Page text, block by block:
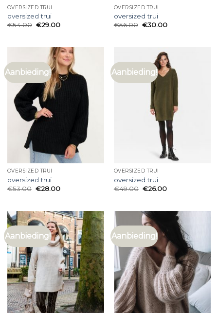
OVERSIZED TRUI
oversized trui
€54.00 €29.00
OVERSIZED TRUI
oversized trui
€56.00 €30.00
Aanbieding!
OVERSIZED TRUI
oversized trui
€53.00 €28.00
Aanbieding!
OVERSIZED TRUI
oversized trui
€49.00 €26.00
Aanbieding! Aanbieding!